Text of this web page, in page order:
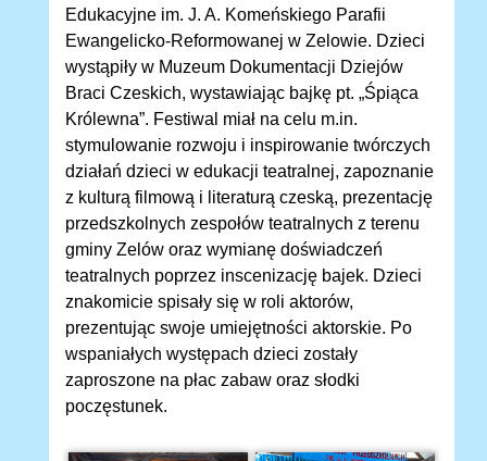
Edukacyjne im. J. A. Komeńskiego Parafii
Ewangelicko-Reformowanej w Zelowie. Dzieci
wystąpiły w Muzeum Dokumentacji Dziejów
Braci Czeskich, wystawiając bajkę pt. „Śpiąca
Królewna”. Festiwal miał na celu m.in.
stymulowanie rozwoju i inspirowanie twórczych
działań dzieci w edukacji teatralnej, zapoznanie
z kulturą filmową i literaturą czeską, prezentację
przedszkolnych zespołów teatralnych z terenu
gminy Zelów oraz wymianę doświadczeń
teatralnych poprzez inscenizację bajek. Dzieci
znakomicie spisały się w roli aktorów,
prezentując swoje umiejętności aktorskie. Po
wspaniałych występach dzieci zostały
zaproszone na płac zabaw oraz słodki
poczęstunek.